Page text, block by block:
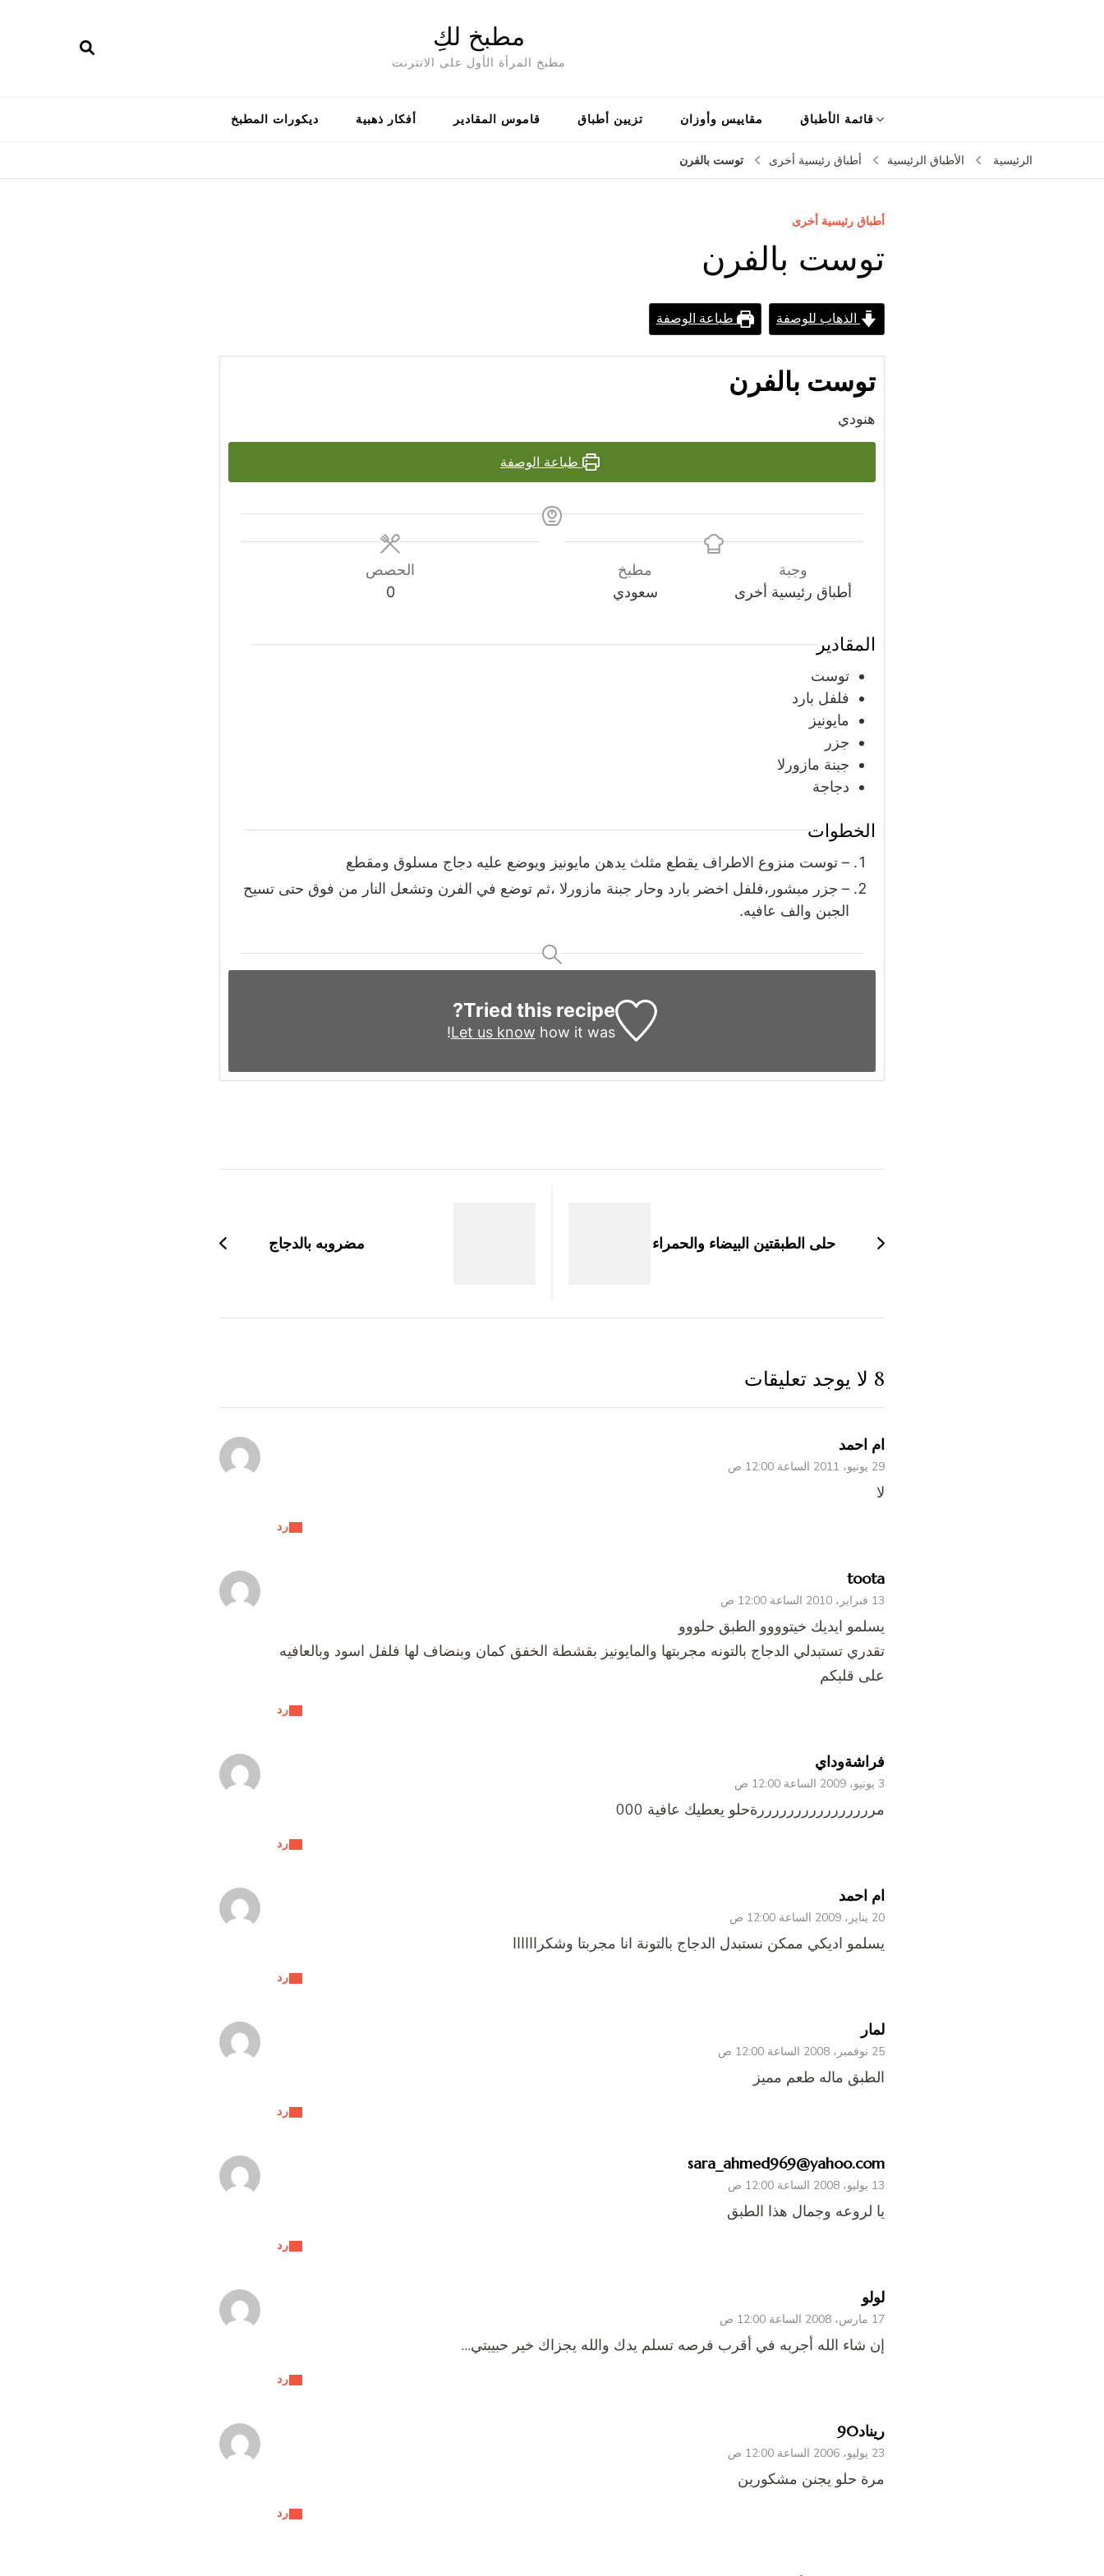
مطبخ لكِ
مطبخ المرأة الأول على الانترنت
قائمة الأطباق مقاييس وأوزان تزيين أطباق قاموس المقادير أفكار ذهبية ديكورات المطبخ
الرئيسية الأطباق الرئيسية أطباق رئيسية أخرى توست بالفرن
أطباق رئيسية أخرى
توست بالفرن
الذهاب للوصفة طباعة الوصفة
توست بالفرن
هنودي
طباعة الوصفة
وجبة
أطباق رئيسية أخرى
مطبخ
سعودي
الحصص
0
المقادير
توست
فلفل بارد
مايونيز
جزر
جبنة مازورلا
دجاجة
الخطوات
– توست منزوع الاطراف يقطع مثلث يدهن مايونيز ويوضع عليه دجاج مسلوق ومقطع
– جزر مبشور،فلفل اخضر بارد وحار جبنة مازورلا ،ثم توضع في الفرن وتشعل النار من فوق حتى تسيح
الجبن والف عافيه.
Tried this recipe?
Let us know how it was!
التدوينات
مضروبه بالدجاج حلى الطبقتين البيضاء والحمراء
8 لا يوجد تعليقات
ام احمد
29 يونيو، 2011 الساعة 12:00 ص
رد
لا
toota
13 فبراير، 2010 الساعة 12:00 ص
رد
يسلمو ايديك خيتوووو الطبق حلووو
تقدري تستبدلي الدجاج بالتونه مجربتها والمايونيز بقشطة الخفق كمان وبنضاف لها فلفل اسود وبالعافيه
على قلبكم
فراشةوداي
3 يونيو، 2009 الساعة 12:00 ص
رد
مررررررررررررررررةحلو يعطيك عافية 000
ام احمد
20 يناير، 2009 الساعة 12:00 ص
رد
يسلمو اديكي ممكن نستبدل الدجاج بالتونة انا مجربتا وشكراااااا
لمار
25 نوفمبر، 2008 الساعة 12:00 ص
رد
الطبق ماله طعم مميز
sara_ahmed969@yahoo.com
13 يوليو، 2008 الساعة 12:00 ص
رد
يا لروعه وجمال هذا الطبق
لولو
17 مارس، 2008 الساعة 12:00 ص
رد
إن شاء الله أجربه في أقرب فرصه تسلم يدك والله يجزاك خير حبيبتي…
ريناد90
23 يوليو، 2006 الساعة 12:00 ص
رد
مرة حلو يجنن مشكورين